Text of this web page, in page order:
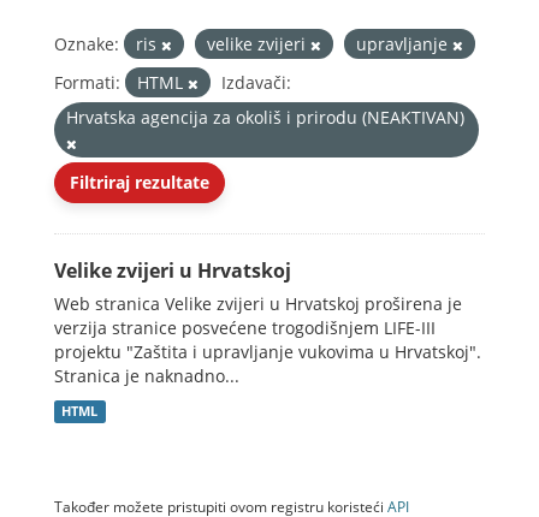
Oznake: ris velike zvijeri
upravljanje
Formati:
HTML
Izdavači:
Hrvatska agencija za okoliš i prirodu (NEAKTIVAN)
Filtriraj rezultate
Velike zvijeri u Hrvatskoj
Web stranica Velike zvijeri u Hrvatskoj proširena je
verzija stranice posvećene trogodišnjem LIFE-III
projektu "Zaštita i upravljanje vukovima u Hrvatskoj".
Stranica je naknadno...
HTML
Također možete pristupiti ovom registru koristeći API